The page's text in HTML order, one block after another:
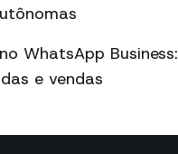
WhatsApp Business:
e vendas